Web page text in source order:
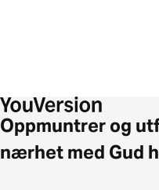
Oppmuntrer og
nærhet med Gud